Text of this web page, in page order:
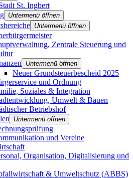
St. Ingbert
Untermenü öffnen
Untermenü öffnen
Zentrale Steuerung und
Untermenü öffnen
Neuer Grundsteuerbescheid 2025
und Ordnung
Soziales & Integration
Umwelt & Bauen
Betriebshof
Untermenü öffnen
und Vereine
Organisation, Digitalisierung und
& Umweltschutz (ABBS)